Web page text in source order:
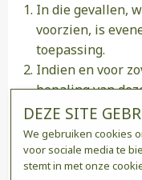
In die gevallen,
voorzien, is
toepassing.
Indien en voor
bepaling van
blijken te zijn
van nationale of
deze als niet
beschouwd en
DEZE SITE
We gebruiken cookies
voor sociale media te
stemt in met onze